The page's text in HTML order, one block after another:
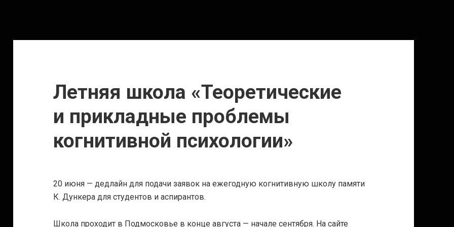
Летняя школа «Теоретические
и прикладные проблемы
когнитивной психологии»
20 июня — дедлайн для подачи заявок на ежегодную когнитивную школу памяти
К. Дункера для студентов и аспирантов.
Школа проходит в Подмосковье в конце августа — начале сентября. На сайте